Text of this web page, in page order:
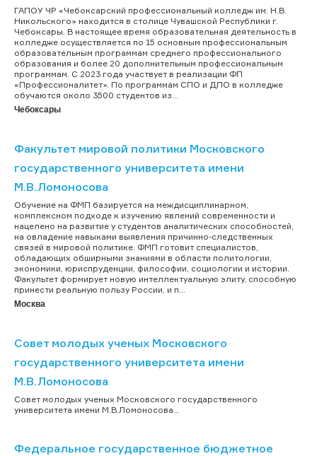
ГАПОУ ЧР «Чебоксарский профессиональный колледж им. Н.В.
Никольского» находится в столице Чувашской Республики г.
Чебоксары. В настоящее время образовательная деятельность в
колледже осуществляется по 15 основным профессиональным
образовательным программам среднего профессионального
образования и более 20 дополнительным профессиональным
программам. С 2023 года участвует в реализации ФП
«Профессионалитет». По программам СПО и ДПО в колледже
обучаются около 3500 студентов из...
Чебоксары
Факультет мировой политики Московского
государственного университета имени
М.В.Ломоносова
Обучение на ФМП базируется на междисциплинарном,
комплексном подходе к изучению явлений современности и
нацелено на развитие у студентов аналитических способностей,
на овладение навыками выявления причинно-следственных
связей в мировой политике. ФМП готовит специалистов,
обладающих обширными знаниями в области политологии,
экономики, юриспруденции, философии, социологии и истории.
Факультет формирует новую интеллектуальную элиту, способную
принести реальную пользу России, и п...
Москва
Совет молодых ученых Московского
государственного университета имени
М.В.Ломоносова
Совет молодых ученых Московского государственного
университета имени М.В.Ломоносова...
Федеральное государственное бюджетное